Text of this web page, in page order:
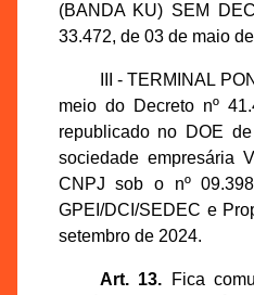
(BANDA KU) SEM
33.472, de 03 de maio
III - TERMINAL
meio do Decreto nº
republicado no DOE
sociedade empresária
CNPJ sob o nº
GPEI/DCI/SEDEC e
setembro de 2024.
Art. 13. Fica